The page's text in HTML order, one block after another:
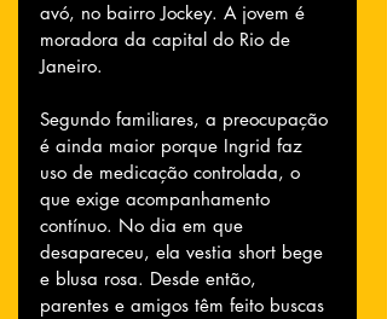
avó, no bairro Jockey. A jovem é
moradora da capital do Rio de
Janeiro.
Segundo familiares, a preocupação
é ainda maior porque Ingrid faz
uso de medicação controlada, o
que exige acompanhamento
contínuo. No dia em que
desapareceu, ela vestia short bege
e blusa rosa. Desde então,
parentes e amigos têm feito buscas